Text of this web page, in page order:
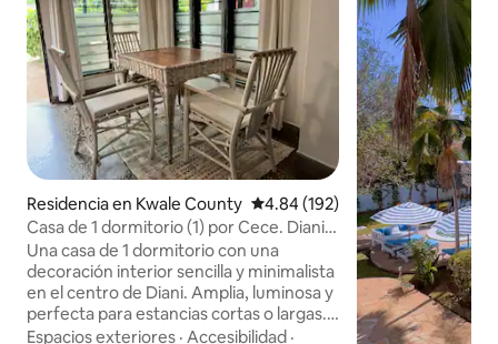
Residencia en Kwale County Calificación promedio: 4.84 de
4.84 (192)
Casa de 1 dormitorio (1) por Cece. Diani,
camino de playa.
Una casa de 1 dormitorio con una
decoración interior sencilla y minimalista
en el centro de Diani. Amplia, luminosa y
perfecta para estancias cortas o largas.
Un cómodo sofá cama grande en la sala
Espacios exteriores · Accesibilidad ·